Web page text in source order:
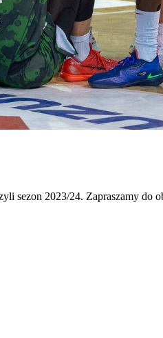
2023/24. Zapraszamy do